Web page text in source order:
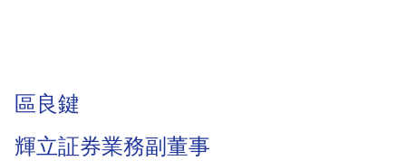
區良鍵
輝立証券業務副董事